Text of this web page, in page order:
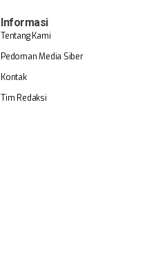
Informasi
Tentang Kami
Pedoman Media Siber
Kontak
Tim Redaksi